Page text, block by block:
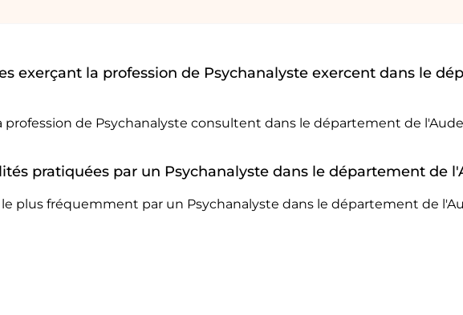
exerçant la profession de Psychanalyste exercent dans le
profession de Psychanalyste consultent dans le département de
pratiquées par un Psychanalyste dans le département de
plus fréquemment par un Psychanalyste dans le département de